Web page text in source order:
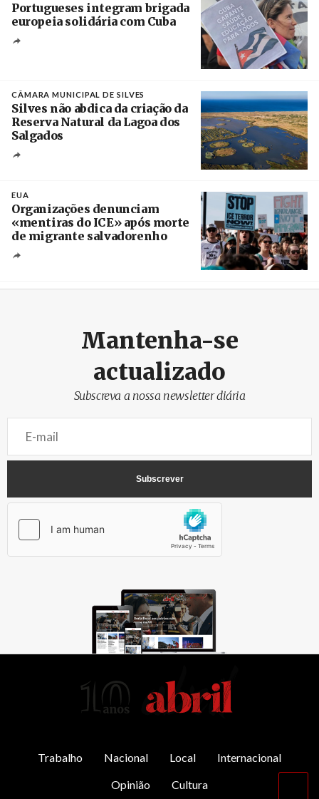
Portugueses integram brigada
europeia solidária com Cuba
CÂMARA MUNICIPAL DE SILVES
Silves não abdica da criação da
Reserva Natural da Lagoa dos
Salgados
EUA
Organizações denunciam
«mentiras do ICE» após morte
de migrante salvadorenho
Mantenha-se
actualizado
Subscreva a nossa newsletter diária
Trabalho Nacional Local
Internacional
Opinião
Cultura